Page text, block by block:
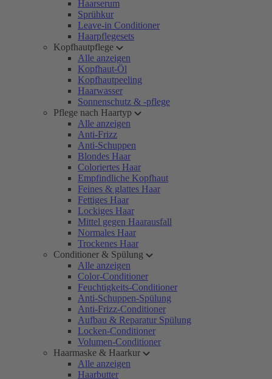
Haarserum
Sprühkur
Leave-in Conditioner
Haarpflegesets
Kopfhautpflege
Alle anzeigen
Kopfhaut-Öl
Kopfhautpeeling
Haarwasser
Sonnenschutz & -pflege
Pflege nach Haartyp
Alle anzeigen
Anti-Frizz
Anti-Schuppen
Blondes Haar
Coloriertes Haar
Empfindliche Kopfhaut
Feines & glattes Haar
Fettiges Haar
Lockiges Haar
Mittel gegen Haarausfall
Normales Haar
Trockenes Haar
Conditioner & Spülung
Alle anzeigen
Color-Conditioner
Feuchtigkeits-Conditioner
Anti-Schuppen-Spülung
Anti-Frizz-Conditioner
Aufbau & Reparatur Spülung
Locken-Conditioner
Volumen-Conditioner
Haarmaske & Haarkur
Alle anzeigen
Haarbutter